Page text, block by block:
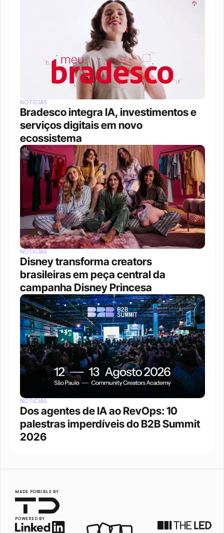
NOTÍCIAS
Bradesco integra IA, investimentos e
serviços digitais em novo
ecossistema
NOTÍCIAS
Disney transforma creators
brasileiras em peça central da
campanha Disney Princesa
NOTÍCIAS
Dos agentes de IA ao RevOps: 10
palestras imperdíveis do B2B Summit
2026
MADE POSSIBLE BY
POWERED BY